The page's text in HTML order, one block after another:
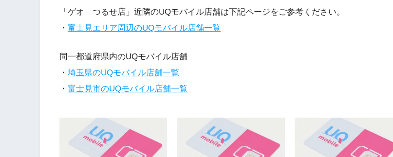
「ゲオ つるせ店」近隣のUQモバイル店舗は下記ページをご参考ください。
・ 富士見エリア周辺のUQモバイル店舗一覧
同一都道府県内のUQモバイル店舗
・ 埼玉県のUQモバイル店舗一覧
・ 富士見市のUQモバイル店舗一覧